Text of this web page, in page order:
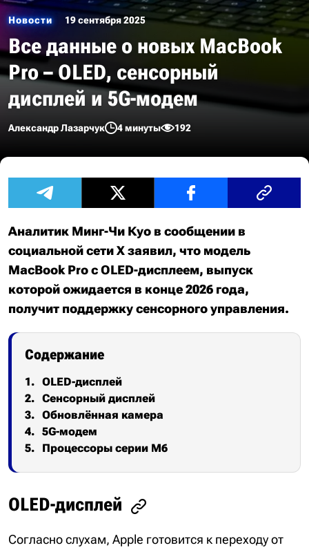
Новости 19 сентября 2025
Все данные о новых MacBook
Pro – OLED, сенсорный
дисплей и 5G-модем
Александр Лазарчук 4 минуты 192
Аналитик Минг-Чи Куо в сообщении в
социальной сети X заявил, что модель
MacBook Pro с OLED-дисплеем, выпуск
которой ожидается в конце 2026 года,
получит поддержку сенсорного управления.
Содержание
OLED-дисплей
Сенсорный дисплей
Обновлённая камера
5G-модем
Процессоры серии M6
OLED-дисплей
Согласно слухам, Apple готовится к переходу от